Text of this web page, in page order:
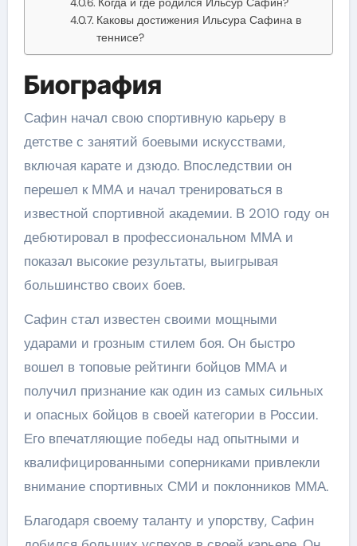
Каковы достижения Ильсура Сафина в
теннисе?
Биография
Сафин начал свою спортивную карьеру в
детстве с занятий боевыми искусствами,
включая карате и дзюдо. Впоследствии он
перешел к ММА и начал тренироваться в
известной спортивной академии. В 2010 году он
дебютировал в профессиональном ММА и
показал высокие результаты, выигрывая
большинство своих боев.
Сафин стал известен своими мощными
ударами и грозным стилем боя. Он быстро
вошел в топовые рейтинги бойцов ММА и
получил признание как один из самых сильных
и опасных бойцов в своей категории в России.
Его впечатляющие победы над опытными и
квалифицированными соперниками привлекли
внимание спортивных СМИ и поклонников ММА.
Благодаря своему таланту и упорству, Сафин